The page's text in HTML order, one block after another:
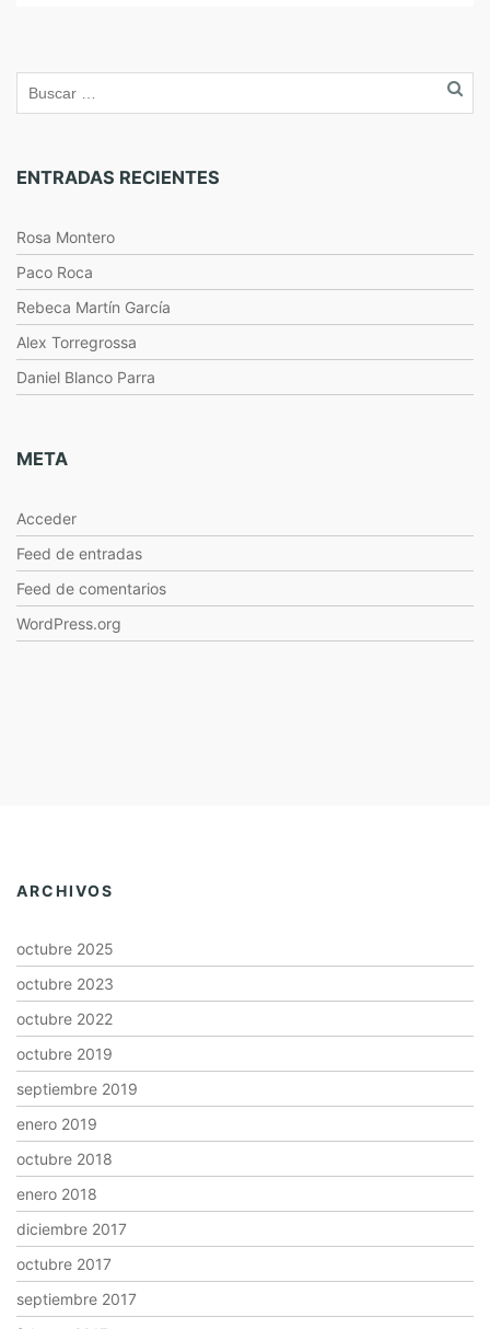
ENTRADAS RECIENTES
Rosa Montero
Paco Roca
Rebeca Martín García
Alex Torregrossa
Daniel Blanco Parra
META
Acceder
Feed de entradas
Feed de comentarios
WordPress.org
ARCHIVOS
octubre 2025
octubre 2023
octubre 2022
octubre 2019
septiembre 2019
enero 2019
octubre 2018
enero 2018
diciembre 2017
octubre 2017
septiembre 2017